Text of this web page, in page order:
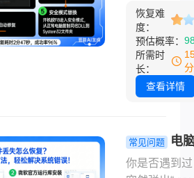
修复dll文件
文基于2026
版本实测，
教你高效修
电脑重获新
（附权威操
底解决！
Windows系
DLL文件丢
坏是常见问
导致程序无
或系统错误
案，无论您
新手还是有
用户，都能
恢复难
度：
预估概率：
所需时
长：
查看详情
常见问题
电
件丢失怎么
你是否遇到